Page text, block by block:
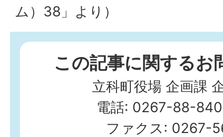
ム）38」より）
この記事に関するお
立科町役場 企画課
電話: 0267-88-
ファクス: 0267-